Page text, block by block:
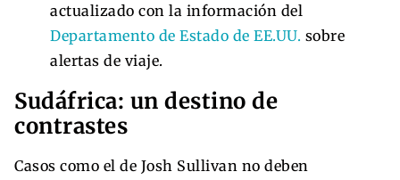
actualizado con la información del
Departamento de Estado de EE.UU. sobre
alertas de viaje.
Sudáfrica: un destino de
contrastes
Casos como el de Josh Sullivan no deben